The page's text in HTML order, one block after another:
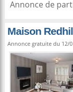
Annonce de
Maison
Annonce gratuite du 12/